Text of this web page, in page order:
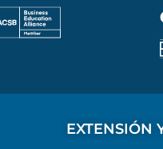
EXTENSIÓN